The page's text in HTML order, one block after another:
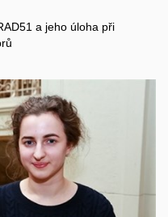
a jeho úloha při